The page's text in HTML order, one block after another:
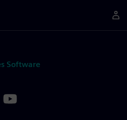
Software